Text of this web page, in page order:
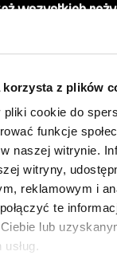
korzysta z plików
cookie do
funkcje
naszej witrynie.
witryny,
reklamowym i
te
lub
wszystkich
Twoje
każdego